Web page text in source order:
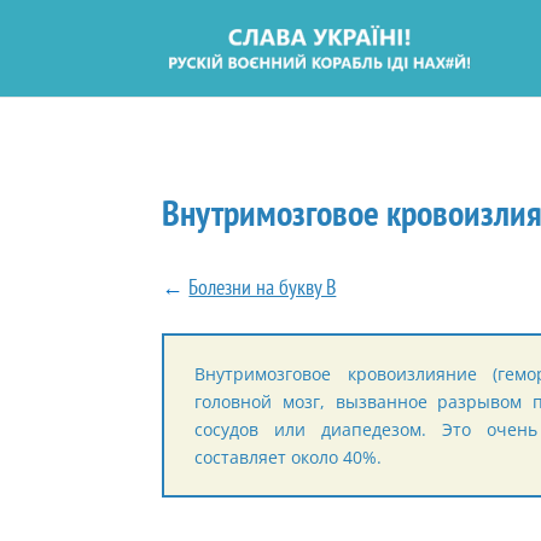
Внутримозговое
← Болезни на букву В
Внутримозговое кровоизлияние
головной мозг, вызванное разрывом
сосудов или диапедезом. Это
составляет около 40%.